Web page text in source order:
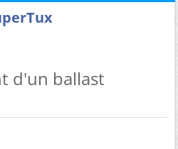
d'un ballast